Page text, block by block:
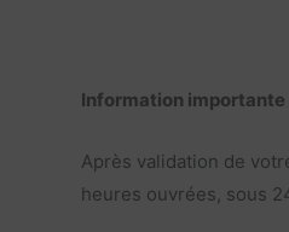
Information
Après validation de
heures ouvrées, sous